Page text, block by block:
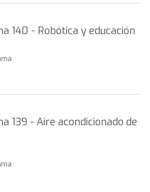
140 - Robótica y educación
139 - Aire acondicionado de